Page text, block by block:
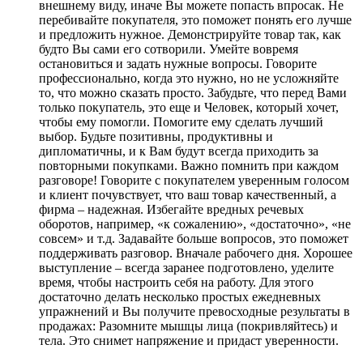
внешнему виду, иначе Вы можете попасть впросак. Не
перебивайте покупателя, это поможет понять его лучше
и предложить нужное. Демонстрируйте товар так, как
будто Вы сами его сотворили. Умейте вовремя
остановиться и задать нужные вопросы. Говорите
профессионально, когда это нужно, но не усложняйте
то, что можно сказать просто. Забудьте, что перед Вами
только покупатель, это еще и Человек, который хочет,
чтобы ему помогли. Помогите ему сделать лучший
выбор. Будьте позитивны, продуктивны и
дипломатичны, и к Вам будут всегда приходить за
повторными покупками. Важно помнить при каждом
разговоре! Говорите с покупателем уверенным голосом
и клиент почувствует, что ваш товар качественный, а
фирма – надежная. Избегайте вредных речевых
оборотов, например, «к сожалению», «достаточно», «не
совсем» и т.д. Задавайте больше вопросов, это поможет
поддерживать разговор. Вначале рабочего дня. Хорошее
выступление – всегда заранее подготовлено, уделите
время, чтобы настроить себя на работу. Для этого
достаточно делать несколько простых ежедневных
упражнений и Вы получите превосходные результаты в
продажах: Разомните мышцы лица (покривляйтесь) и
тела. Это снимет напряжение и придаст уверенности.